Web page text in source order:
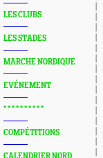
LES CLUBS
LES STADES
MARCHE NORDIQUE
EVÉNEMENT
* * * * * * * * * *
COMPÉTITIONS